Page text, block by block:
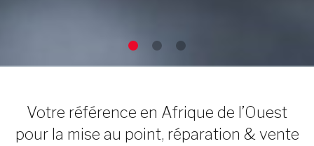
Votre référence en Afrique de l’Ouest
pour la mise au point, réparation & vente